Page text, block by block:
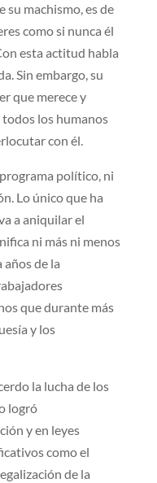
su machismo, es de
como si nunca él
esta actitud habla
Sin embargo, su
que merece y
los humanos
con él.
político, ni
Lo único que ha
a aniquilar el
ni más ni menos
años de la
que durante más
y los
la lucha de los
logró
y en leyes
como el
de la